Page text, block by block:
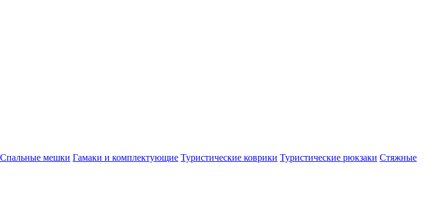
Спальные мешки Гамаки и комплектующие Туристические коврики Туристические рюкзаки Стяжные